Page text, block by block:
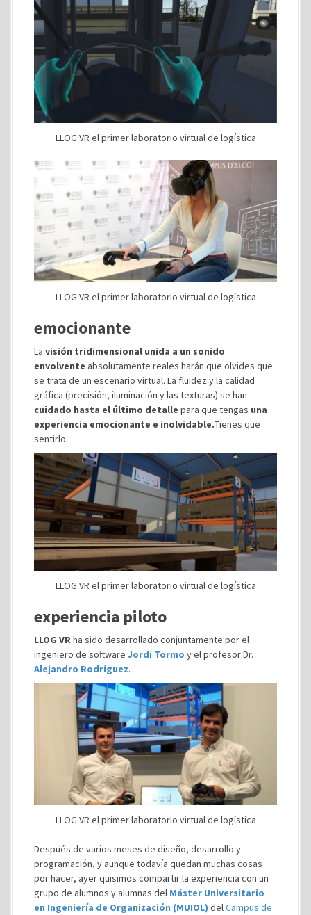
LLOG VR el primer laboratorio virtual de logística
LLOG VR el primer laboratorio virtual de logística
emocionante
La visión tridimensional unida a un sonido
envolvente absolutamente reales harán que olvides que
se trata de un escenario virtual. La fluidez y la calidad
gráfica (precisión, iluminación y las texturas) se han
cuidado hasta el último detalle para que tengas una
experiencia emocionante e inolvidable.Tienes que
sentirlo.
LLOG VR el primer laboratorio virtual de logística
experiencia piloto
LLOG VRha sido desarrollado conjuntamente por el
ingeniero de software Jordi Tormo y el profesor Dr.
Alejandro Rodríguez.
LLOG VR el primer laboratorio virtual de logística
Después de varios meses de diseño, desarrollo y
programación, y aunque todavía quedan muchas cosas
por hacer, ayer quisimos compartir la experiencia con un
grupo de alumnos y alumnas del Máster Universitario
en Ingeniería de Organización (MUIOL) delCampus de